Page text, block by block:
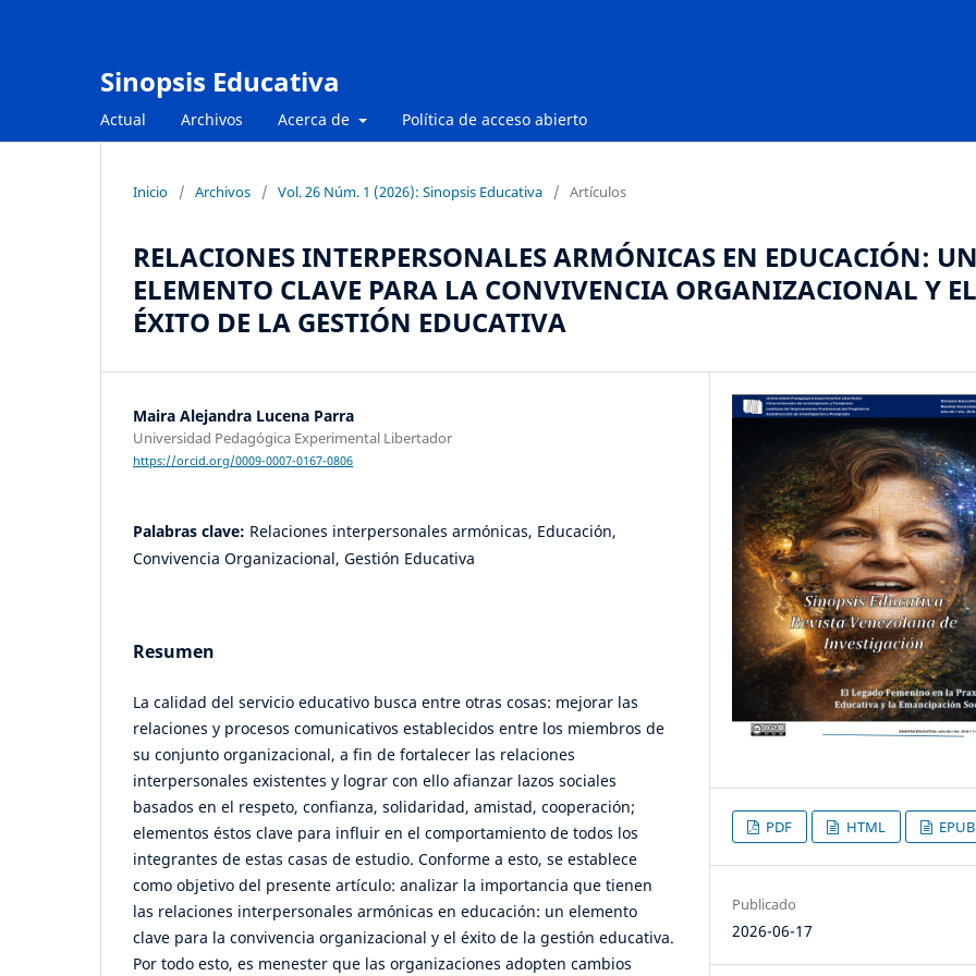
Sinopsis Educativa
Actual Archivos Acerca de Política de acceso abierto
Inicio / Archivos / Vol. 26 Núm. 1 (2026): Sinopsis Educativa / Artículos
RELACIONES INTERPERSONALES ARMÓNICAS EN EDUCACIÓN: UN
ELEMENTO CLAVE PARA LA CONVIVENCIA ORGANIZACIONAL Y EL
ÉXITO DE LA GESTIÓN EDUCATIVA
Maira Alejandra Lucena Parra
Universidad Pedagógica Experimental Libertador
https://orcid.org/0009-0007-0167-0806
Palabras clave: Relaciones interpersonales armónicas, Educación,
Convivencia Organizacional, Gestión Educativa
Resumen
La calidad del servicio educativo busca entre otras cosas: mejorar las
relaciones y procesos comunicativos establecidos entre los miembros de
su conjunto organizacional, a fin de fortalecer las relaciones
interpersonales existentes y lograr con ello afianzar lazos sociales
basados en el respeto, confianza, solidaridad, amistad, cooperación;
elementos éstos clave para influir en el comportamiento de todos los
integrantes de estas casas de estudio. Conforme a esto, se establece
como objetivo del presente artículo: analizar la importancia que tienen
las relaciones interpersonales armónicas en educación: un elemento
clave para la convivencia organizacional y el éxito de la gestión educativa.
Por todo esto, es menester que las organizaciones adopten cambios
PDF HTML EPUB
Publicado
2026-06-17